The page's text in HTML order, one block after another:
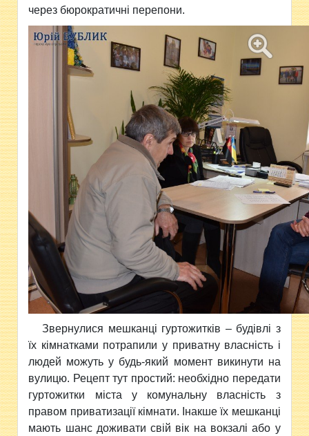
через бюрократичні перепони.
Звернулися мешканці гуртожитків – будівлі з
їх кімнатками потрапили у приватну власність і
людей можуть у будь-який момент викинути на
вулицю. Рецепт тут простий: необхідно передати
гуртожитки міста у комунальну власність з
правом приватизації кімнати. Інакше їх мешканці
мають шанс доживати свій вік на вокзалі або у